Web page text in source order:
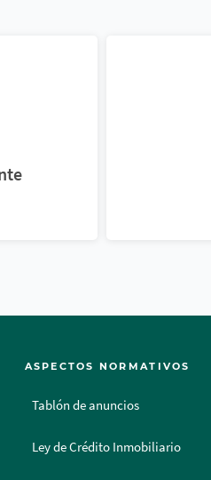
ASPECTOS NORMATIVOS
Tablón de anuncios
Ley de Crédito Inmobiliario